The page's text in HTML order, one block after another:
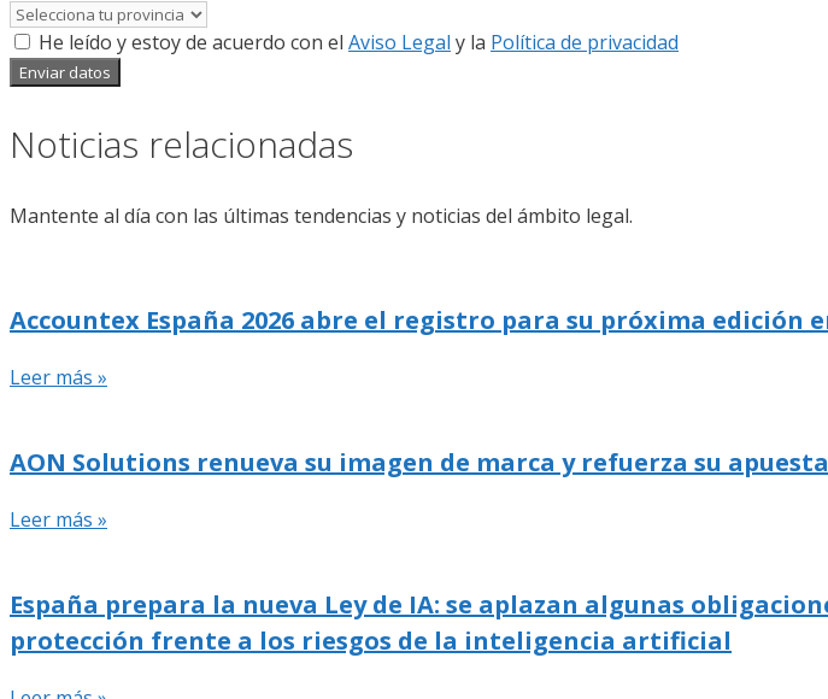
He leído y estoy de acuerdo con el Aviso Legal y la Política de privacidad
Enviar datos
Noticias relacionadas
Mantente al día con las últimas tendencias y noticias del ámbito legal.
Accountex España 2026 abre el registro para su próxima edición
Leer más »
AON Solutions renueva su imagen de marca y refuerza su
Leer más »
España prepara la nueva Ley de IA: se aplazan algunas
protección frente a los riesgos de la inteligencia artificial